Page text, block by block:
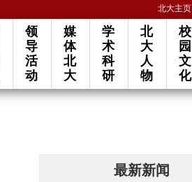
北大主页
领
导
活
动
媒
体
北
大
学
术
科
研
北
大
人
物
校
园
文
化
最新新闻